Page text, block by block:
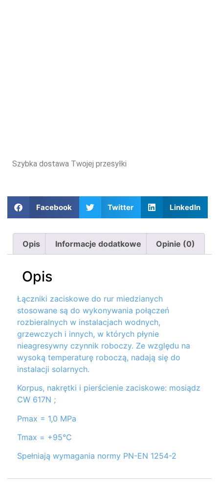
Facebook Twitter LinkedIn
Szybka dostawa Twojej przesyłki
Opis Informacje dodatkowe Opinie (0)
Opis
Łączniki zaciskowe do rur miedzianych
stosowane są do wykonywania połączeń
rozbieralnych w instalacjach wodnych,
grzewczych i innych, w których płynie
nieagresywny czynnik roboczy. Ze względu na
wysoką temperaturę roboczą, nadają się do
instalacji solarnych.
Korpus, nakrętki i pierścienie zaciskowe: mosiądz
CW 617N ;
Pmax = 1,0 MPa
Tmax = +95°C
Spełniają wymagania normy PN-EN 1254-2